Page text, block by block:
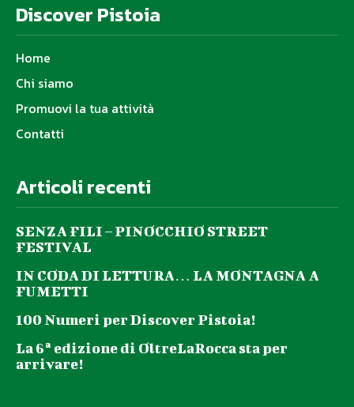
Discover Pistoia
Home
Chi siamo
Promuovi la tua attività
Contatti
Articoli recenti
SENZA FILI – PINOCCHIO STREET
FESTIVAL
IN CODA DI LETTURA… LA MONTAGNA A
FUMETTI
100 Numeri per Discover Pistoia!
La 6ª edizione di OltreLaRocca sta per
arrivare!